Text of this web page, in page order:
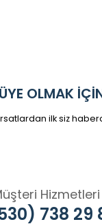
OLMAK
ilk siz
Hizmetleri
738 29